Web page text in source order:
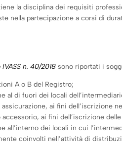
la disciplina dei requisiti
nella partecipazione a corsi di
n. 40/2018 sono riportati i
A o B del Registro;
al di fuori dei locali
ai fini dell’iscrizione
ai fini dell’iscrizione
all’interno dei locali in cui
coinvolti nell’attività di